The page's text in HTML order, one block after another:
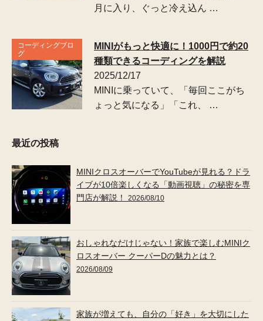
月に入り、ぐっと冷え込ん …
コーディングブロ
グ
MINIがもっと快適に！1000円で約20
種類できるコーディングを解説
2025/12/17
MINIに乗っていて、「毎回ここがち
ょっと気になる」「これ、 …
最近の投稿
MINIクロスオーバーでYouTubeが見れる？ドラ
イブが10倍楽しくなる「動画視聴」の秘密を専
門店が解説！
2026/08/10
おしゃれなだけじゃない！家族で楽しむMINIク
ロスオーバー クーパーDの魅力とは？
2026/08/09
家族が増えても、自分の「好き」を大切にした